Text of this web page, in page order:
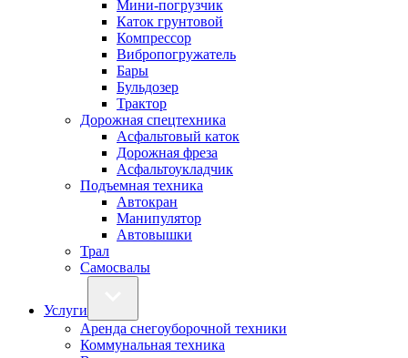
Мини-погрузчик
Каток грунтовой
Компрессор
Вибропогружатель
Бары
Бульдозер
Трактор
Дорожная спецтехника
Асфальтовый каток
Дорожная фреза
Асфальтоукладчик
Подъемная техника
Автокран
Манипулятор
Автовышки
Трал
Самосвалы
Услуги
Аренда снегоуборочной техники
Коммунальная техника